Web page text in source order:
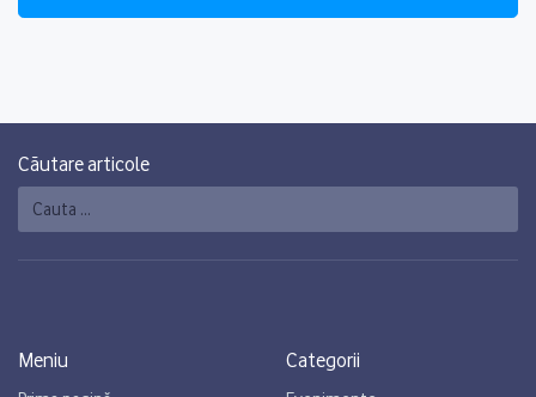
Căutare articole
Caută
Meniu Categorii